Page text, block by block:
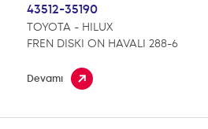
43512-35190
TOYOTA - HILUX
FREN DISKI ON HAVALI 288-6
Devamı